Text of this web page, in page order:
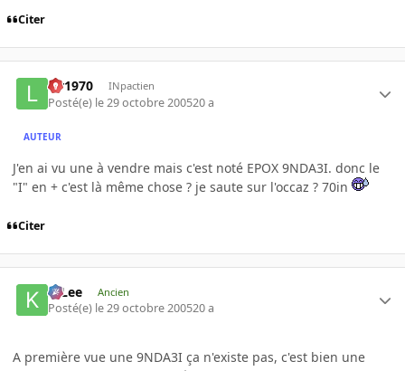
Citer
lar1970 INpactien
Posté(e) le 29 octobre 200520 a
AUTEUR
J'en ai vu une à vendre mais c'est noté EPOX 9NDA3I. donc le
"I" en + c'est là même chose ? je saute sur l'occaz ? 70in
Citer
K-Lee Ancien
Posté(e) le 29 octobre 200520 a
A première vue une 9NDA3I ça n'existe pas, c'est bien une